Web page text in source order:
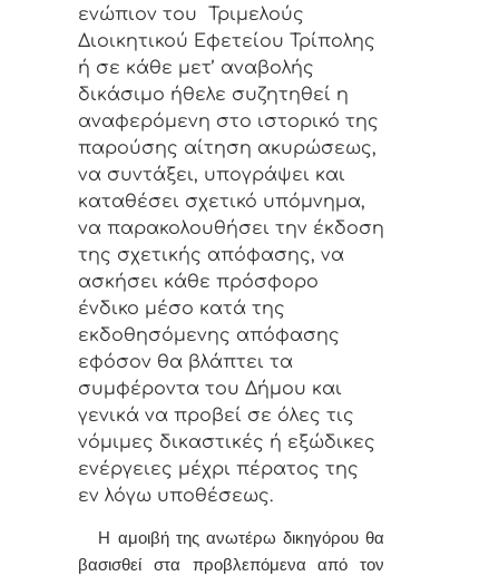
ενώπιον του Τριμελούς
Διοικητικού Εφετείου Τρίπολης
ή σε κάθε μετ’ αναβολής
δικάσιμο ήθελε συζητηθεί η
αναφερόμενη στο ιστορικό της
παρούσης αίτηση ακυρώσεως,
να συντάξει, υπογράψει και
καταθέσει σχετικό υπόμνημα,
να παρακολουθήσει την έκδοση
της σχετικής απόφασης, να
ασκήσει κάθε πρόσφορο
ένδικο μέσο κατά της
εκδοθησόμενης απόφασης
εφόσον θα βλάπτει τα
συμφέροντα του Δήμου και
γενικά να προβεί σε όλες τις
νόμιμες δικαστικές ή εξώδικες
ενέργειες μέχρι πέρατος της
εν λόγω υποθέσεως.
Η αμοιβή της ανωτέρω δικηγόρου θα
βασισθεί στα προβλεπόμενα από τον